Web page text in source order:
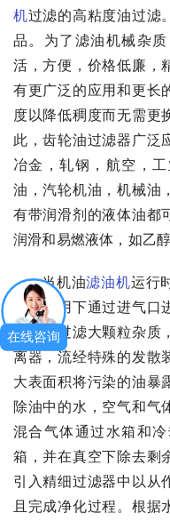
机过滤的高粘度油过滤
品。为了滤油机械杂
活，方便，价格低廉，
有更广泛的应用和更长
度以降低稠度而无需更
此，齿轮油过滤器广泛
冶金，轧钢，航空，
油，汽轮机油，机械油
有带润滑剂的液体油都
润滑和易燃液体，如乙醇
当机油滤油机运行
吸的作用下通过进气
滤器，过滤大颗粒杂质
离器，流经特殊的发散
大表面积将污染的油暴
除油中的水，空气和气
混合气体通过水箱和
箱，并在真空下除去剩
引入精细过滤器中以从
且完成净化过程。根据
在线咨询